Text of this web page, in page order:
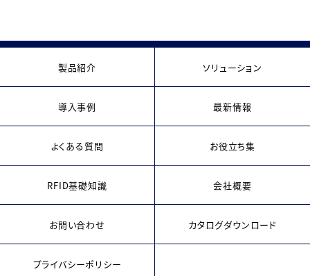
製品紹介 ソリューション
導入事例 最新情報
よくある質問 お役立ち集
RFID基礎知識 会社概要
お問い合わせ カタログダウンロード
プライバシーポリシー